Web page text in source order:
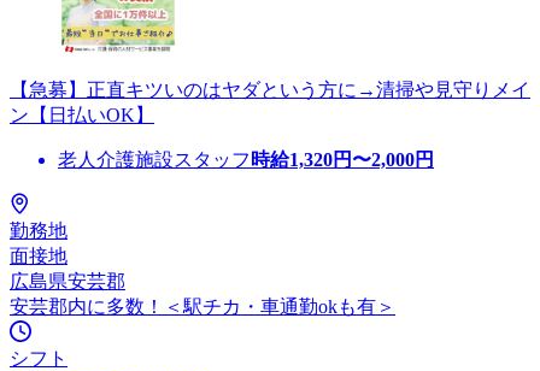
【急募】正直キツいのはヤダという方に→清掃や見守りメイ
ン【日払いOK】
老人介護施設スタッフ 時給1,320円〜2,000円
勤務地
面接地
広島県安芸郡
安芸郡内に多数！＜駅チカ・車通勤okも有＞
シフト